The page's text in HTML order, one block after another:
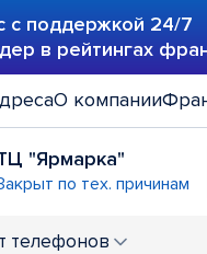
с поддержкой 24/7
в рейтингах
О компании
"Ярмарка"
по тех. причинам
телефонов